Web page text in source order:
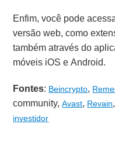
Enfim, você pode
versão web, como
também através do
móveis iOS e Android.
Fontes: Beincrypto,
community,Avast, Revain,
investidor